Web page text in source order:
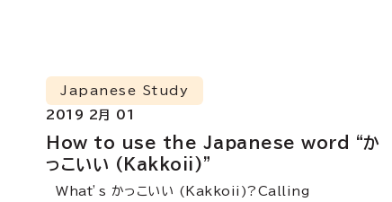
How to use the Japanese word “か
っこいい (Kakkoii)”
Japanese Study
2019 2月 01
What’s かっこいい (Kakkoii)?Calling